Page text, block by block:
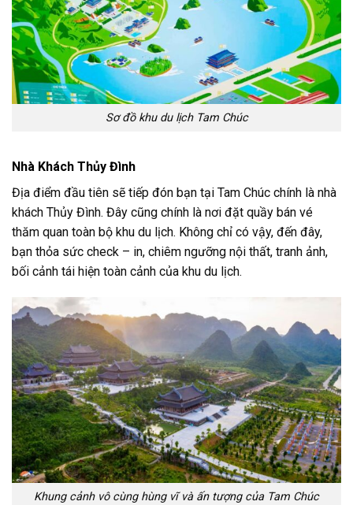
Sơ đồ khu du lịch Tam Chúc
Nhà Khách Thủy Đình
Địa điểm đầu tiên sẽ tiếp đón bạn tại Tam Chúc chính là nhà
khách Thủy Đình. Đây cũng chính là nơi đặt quầy bán vé
thăm quan toàn bộ khu du lịch. Không chỉ có vậy, đến đây,
bạn thỏa sức check – in, chiêm ngưỡng nội thất, tranh ảnh,
bối cảnh tái hiện toàn cảnh của khu du lịch.
Khung cảnh vô cùng hùng vĩ và ấn tượng của Tam Chúc